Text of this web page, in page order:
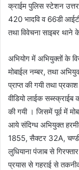
क्राईम पुलिस स्टेशन
420 भादवि व 66डी
तथा विवेचना साइबर थाने
अभियोग में अभियुक्तों के
मोबाईल नम्बर, तथा
प्राप्त की गयी तथा
वीडियो लाईक
की गयी । जिसमें पूर्व में
आये संदिग्ध अभियुक्त
1855, सैक्टर 32A,
लुधियाना पंजाब से
प्रयास से गहराई से